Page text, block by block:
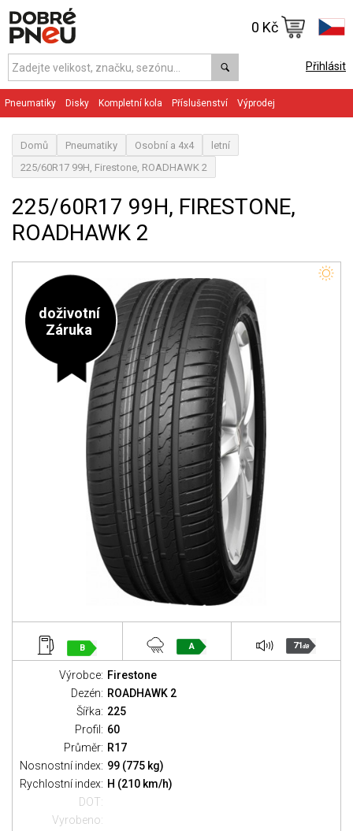
Přihlásit
0 Kč
Pneumatiky Disky Kompletní kola Příslušenství Výprodej
Domů Pneumatiky Osobní a 4x4
letní
225/60R17 99H, Firestone, ROADHAWK 2
225/60R17 99H, FIRESTONE,
ROADHAWK 2
doživotní
Záruka
B A 71dB
Výrobce: Firestone
Dezén: ROADHAWK 2
Šířka: 225
Profil: 60
Průměr: R17
Nosnostní index: 99 (775 kg)
Rychlostní index: H (210 km/h)
DOT:
Vyrobeno: